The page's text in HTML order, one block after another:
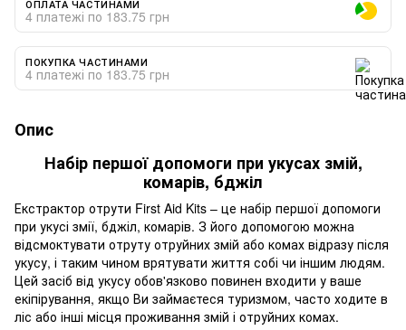
ОПЛАТА ЧАСТИНАМИ
4 платежі по 183.75 грн
ПОКУПКА ЧАСТИНАМИ
4 платежі по 183.75 грн
Опис
Набір першої допомоги при укусах змій,
комарів, бджіл
Екстрактор отрути First Aid Kits – це набір першої допомоги
при укусі змії, бджіл, комарів. З його допомогою можна
відсмоктувати отруту отруйних змій або комах відразу після
укусу, і таким чином врятувати життя собі чи іншим людям.
Цей засіб від укусу обов'язково повинен входити у ваше
екіпірування, якщо Ви займаєтеся туризмом, часто ходите в
ліс або інші місця проживання змій і отруйних комах.